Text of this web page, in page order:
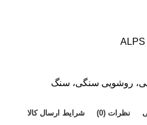
ALPS
روشویی سنگی، سنگ
نظرات (0) شرایط ارسال کالا